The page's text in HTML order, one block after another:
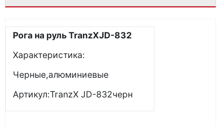
Рога на руль TranzXJD-832
Характеристика:
Черные,алюминиевые
Артикул:TranzX JD-832черн